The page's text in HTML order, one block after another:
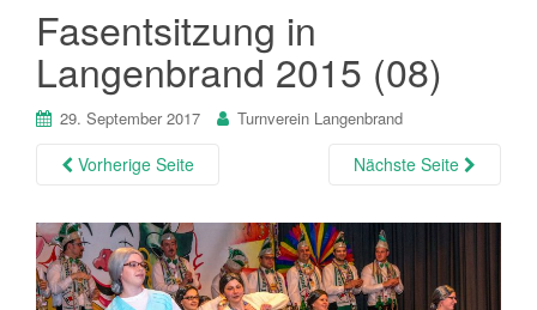
Fasentsitzung in
Langenbrand 2015 (08)
29. September 2017 Turnverein Langenbrand
Vorherige Seite Nächste Seite